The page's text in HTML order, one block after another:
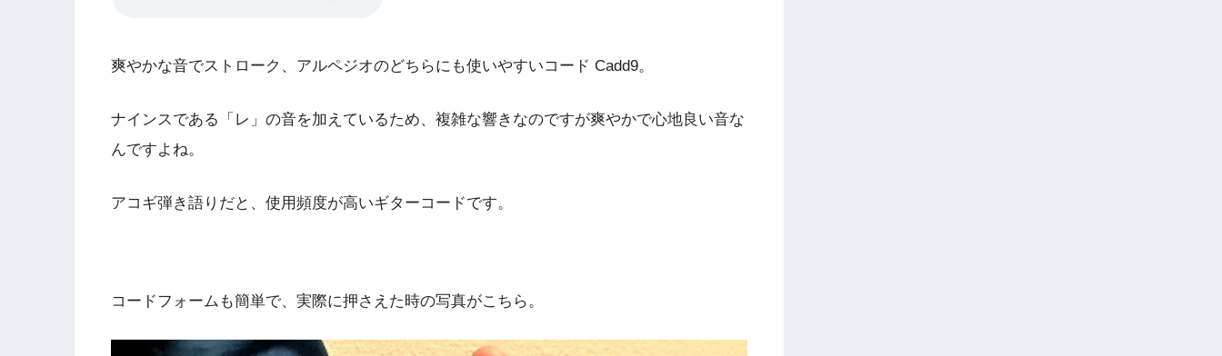
爽やかな音でストローク、アルペジオのどちらにも使いやすいコード Cadd9。
ナインスである「レ」の音を加えているため、複雑な響きなのですが爽やかで心地良い音な
んですよね。
アコギ弾き語りだと、使用頻度が高いギターコードです。
コードフォームも簡単で、実際に押さえた時の写真がこちら。